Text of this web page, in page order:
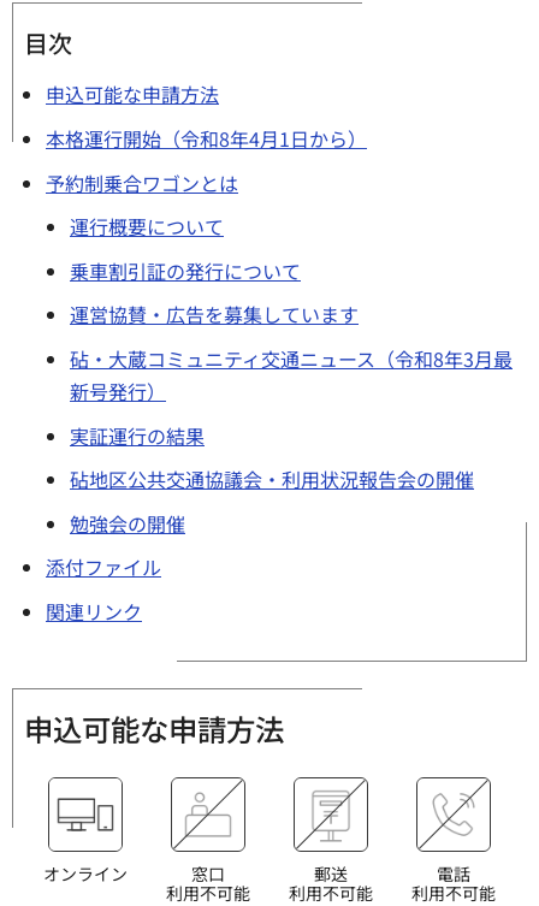
目次
申込可能な申請方法
本格運行開始（令和8年4月1日から）
予約制乗合ワゴンとは
運行概要について
乗車割引証の発行について
運営協賛・広告を募集しています
砧・大蔵コミュニティ交通ニュース（令和8年3月最
新号発行）
実証運行の結果
砧地区公共交通協議会・利用状況報告会の開催
勉強会の開催
添付ファイル
関連リンク
申込可能な申請方法
オンライン
窓口
利用不可能
郵送
利用不可能
電話
利用不可能